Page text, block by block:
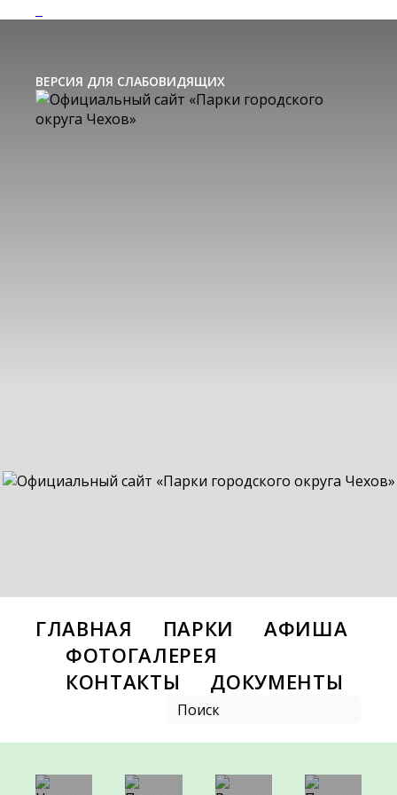
ВЕРСИЯ ДЛЯ СЛАБОВИДЯЩИХ
ГЛАВНАЯ ПАРКИ
АФИША
ФОТОГАЛЕРЕЯ
КОНТАКТЫ
ДОКУМЕНТЫ